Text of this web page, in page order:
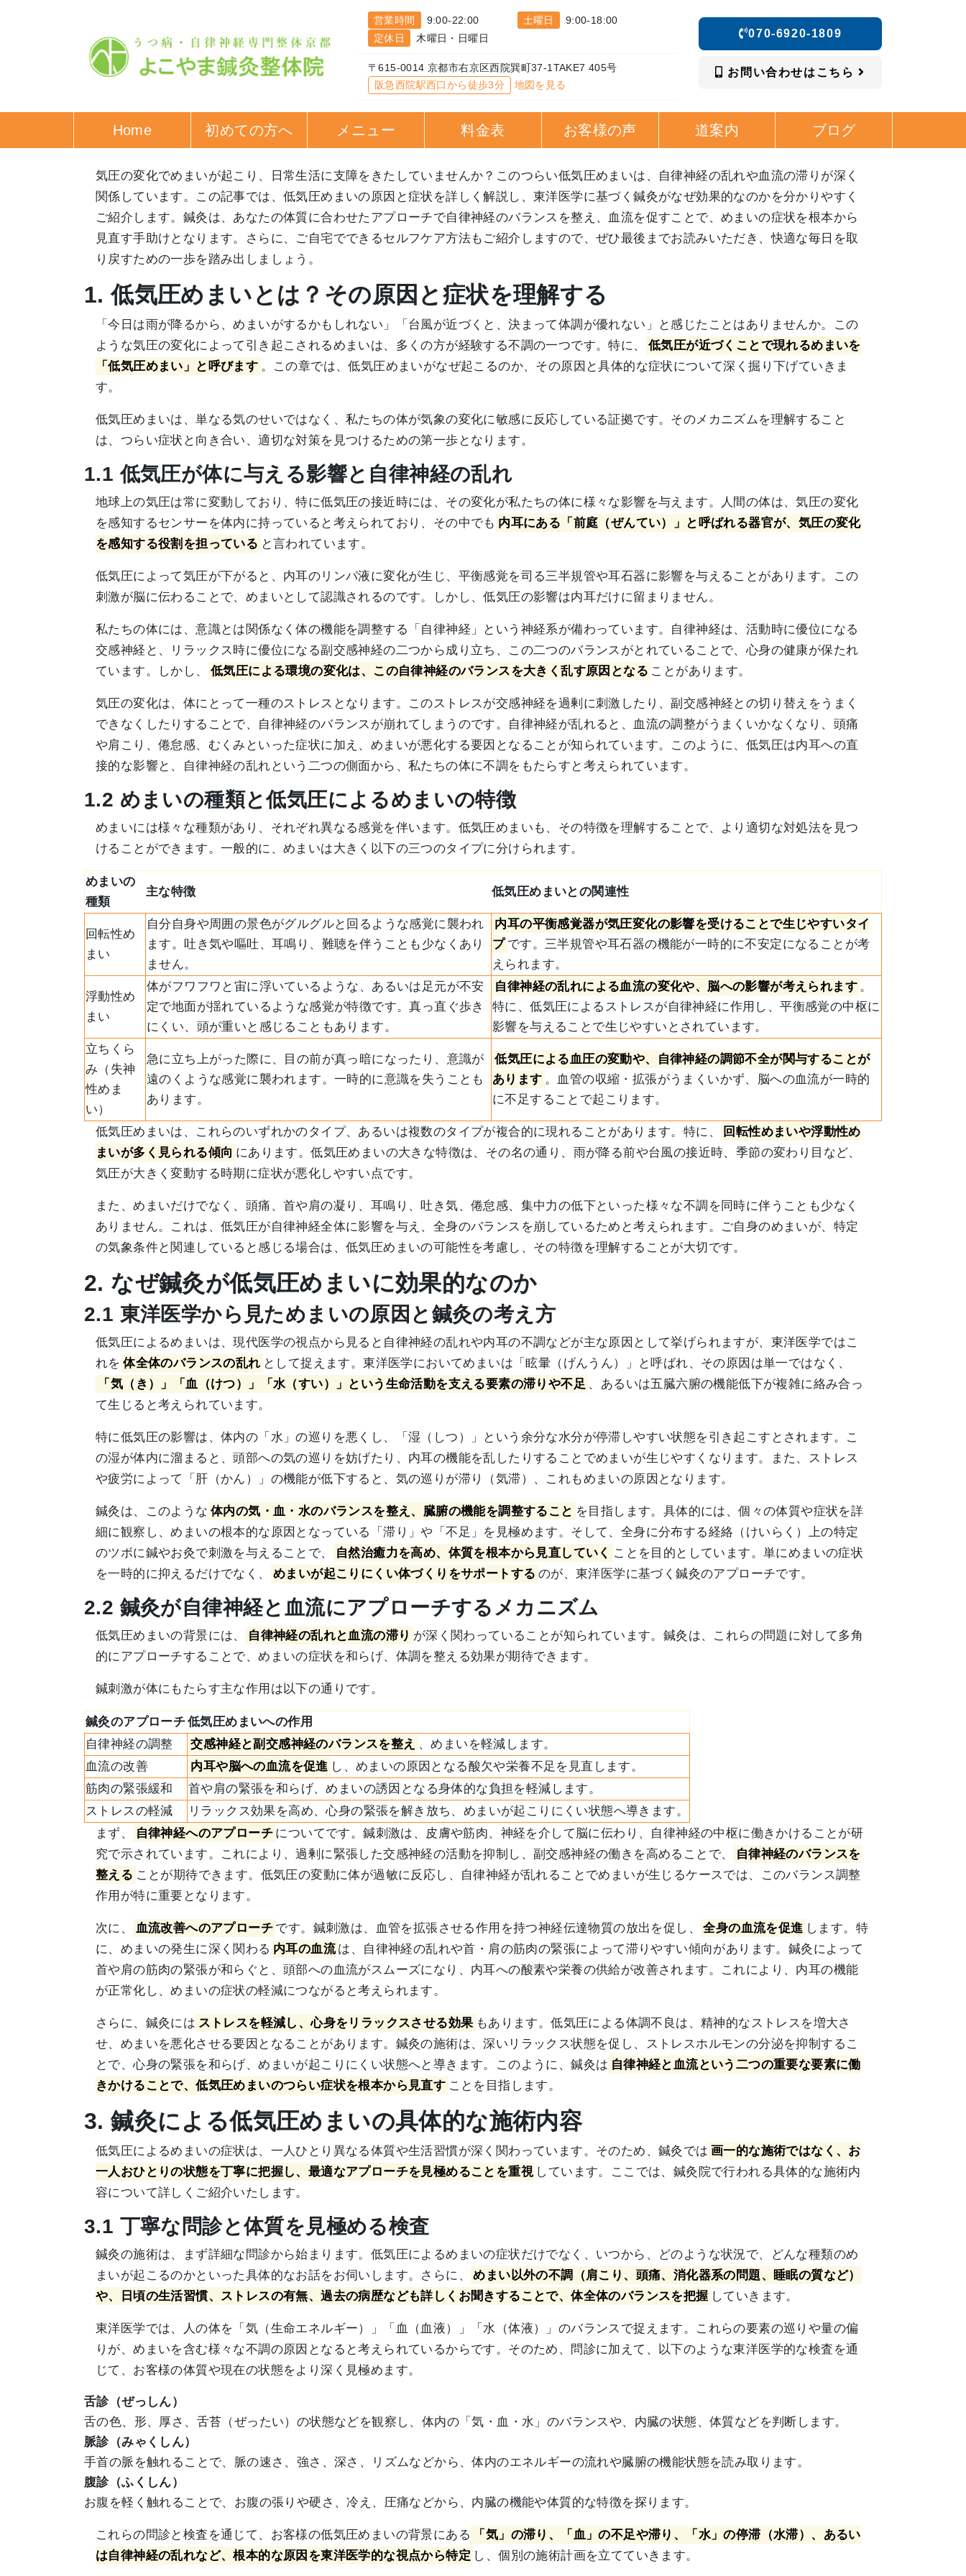
営業時間 9:00-22:00 土曜日
9:00-18:00
定休日
木曜日・日曜日
〒615-0014 京都市右京区西院巽町37-1TAKE7 405号
阪急西院駅西口から徒歩3分
地図を見る
070-6920-1809
お問い合わせはこちら
Home 初めての方へ メニュー 料金表 お客様の声 道案内 ブログ
気圧の変化でめまいが起こり、日常生活に支障をきたしていませんか？このつらい低気圧めまいは、自律神経の乱れや血流の滞りが深く
関係しています。この記事では、低気圧めまいの原因と症状を詳しく解説し、東洋医学に基づく鍼灸がなぜ効果的なのかを分かりやすく
ご紹介します。鍼灸は、あなたの体質に合わせたアプローチで自律神経のバランスを整え、血流を促すことで、めまいの症状を根本から
見直す手助けとなります。さらに、ご自宅でできるセルフケア方法もご紹介しますので、ぜひ最後までお読みいただき、快適な毎日を取
り戻すための一歩を踏み出しましょう。
1. 低気圧めまいとは？その原因と症状を理解する
「今日は雨が降るから、めまいがするかもしれない」「台風が近づくと、決まって体調が優れない」と感じたことはありませんか。この
ような気圧の変化によって引き起こされるめまいは、多くの方が経験する不調の一つです。特に、
低気圧が近づくことで現れるめまいを
「低気圧めまい」と呼びます 。この章では、低気圧めまいがなぜ起こるのか、その原因と具体的な症状について深く掘り下げていきま
す。
低気圧めまいは、単なる気のせいではなく、私たちの体が気象の変化に敏感に反応している証拠です。そのメカニズムを理解すること
は、つらい症状と向き合い、適切な対策を見つけるための第一歩となります。
1.1 低気圧が体に与える影響と自律神経の乱れ
地球上の気圧は常に変動しており、特に低気圧の接近時には、その変化が私たちの体に様々な影響を与えます。人間の体は、気圧の変化
を感知するセンサーを体内に持っていると考えられており、その中でも 内耳にある「前庭（ぜんてい）」と呼ばれる器官が、気圧の変化
を感知する役割を担っている と言われています。
低気圧によって気圧が下がると、内耳のリンパ液に変化が生じ、平衡感覚を司る三半規管や耳石器に影響を与えることがあります。この
刺激が脳に伝わることで、めまいとして認識されるのです。しかし、低気圧の影響は内耳だけに留まりません。
私たちの体には、意識とは関係なく体の機能を調整する「自律神経」という神経系が備わっています。自律神経は、活動時に優位になる
交感神経と、リラックス時に優位になる副交感神経の二つから成り立ち、この二つのバランスがとれていることで、心身の健康が保たれ
ています。しかし、
低気圧による環境の変化は、この自律神経のバランスを大きく乱す原因となる ことがあります。
気圧の変化は、体にとって一種のストレスとなります。このストレスが交感神経を過剰に刺激したり、副交感神経との切り替えをうまく
できなくしたりすることで、自律神経のバランスが崩れてしまうのです。自律神経が乱れると、血流の調整がうまくいかなくなり、頭痛
や肩こり、倦怠感、むくみといった症状に加え、めまいが悪化する要因となることが知られています。このように、低気圧は内耳への直
接的な影響と、自律神経の乱れという二つの側面から、私たちの体に不調をもたらすと考えられています。
1.2 めまいの種類と低気圧によるめまいの特徴
めまいには様々な種類があり、それぞれ異なる感覚を伴います。低気圧めまいも、その特徴を理解することで、より適切な対処法を見つ
けることができます。一般的に、めまいは大きく以下の三つのタイプに分けられます。
めまいの
種類
主な特徴 低気圧めまいとの関連性
回転性め
まい
自分自身や周囲の景色がグルグルと回るような感覚に襲われ
ます。吐き気や嘔吐、耳鳴り、難聴を伴うことも少なくあり
ません。
内耳の平衡感覚器が気圧変化の影響を受けることで生じやすいタイ
プ です。三半規管や耳石器の機能が一時的に不安定になることが考
えられます。
浮動性め
まい
体がフワフワと宙に浮いているような、あるいは足元が不安
定で地面が揺れているような感覚が特徴です。真っ直ぐ歩き
にくい、頭が重いと感じることもあります。
自律神経の乱れによる血流の変化や、脳への影響が考えられます 。
特に、低気圧によるストレスが自律神経に作用し、平衡感覚の中枢に
影響を与えることで生じやすいとされています。
立ちくら
み（失神
性めま
い）
急に立ち上がった際に、目の前が真っ暗になったり、意識が
遠のくような感覚に襲われます。一時的に意識を失うことも
あります。
低気圧による血圧の変動や、自律神経の調節不全が関与することが
あります 。血管の収縮・拡張がうまくいかず、脳への血流が一時的
に不足することで起こります。
低気圧めまいは、これらのいずれかのタイプ、あるいは複数のタイプが複合的に現れることがあります。特に、
回転性めまいや浮動性め
まいが多く見られる傾向 にあります。低気圧めまいの大きな特徴は、その名の通り、雨が降る前や台風の接近時、季節の変わり目など、
気圧が大きく変動する時期に症状が悪化しやすい点です。
また、めまいだけでなく、頭痛、首や肩の凝り、耳鳴り、吐き気、倦怠感、集中力の低下といった様々な不調を同時に伴うことも少なく
ありません。これは、低気圧が自律神経全体に影響を与え、全身のバランスを崩しているためと考えられます。ご自身のめまいが、特定
の気象条件と関連していると感じる場合は、低気圧めまいの可能性を考慮し、その特徴を理解することが大切です。
2. なぜ鍼灸が低気圧めまいに効果的なのか
2.1 東洋医学から見ためまいの原因と鍼灸の考え方
低気圧によるめまいは、現代医学の視点から見ると自律神経の乱れや内耳の不調などが主な原因として挙げられますが、東洋医学ではこ
れを 体全体のバランスの乱れ として捉えます。東洋医学においてめまいは「眩暈（げんうん）」と呼ばれ、その原因は単一ではなく、
「気（き）」「血（けつ）」「水（すい）」という生命活動を支える要素の滞りや不足 、あるいは五臓六腑の機能低下が複雑に絡み合っ
て生じると考えられています。
特に低気圧の影響は、体内の「水」の巡りを悪くし、「湿（しつ）」という余分な水分が停滞しやすい状態を引き起こすとされます。こ
の湿が体内に溜まると、頭部への気の巡りを妨げたり、内耳の機能を乱したりすることでめまいが生じやすくなります。また、ストレス
や疲労によって「肝（かん）」の機能が低下すると、気の巡りが滞り（気滞）、これもめまいの原因となります。
鍼灸は、このような 体内の気・血・水のバランスを整え、臓腑の機能を調整すること を目指します。具体的には、個々の体質や症状を詳
細に観察し、めまいの根本的な原因となっている「滞り」や「不足」を見極めます。そして、全身に分布する経絡（けいらく）上の特定
のツボに鍼やお灸で刺激を与えることで、
自然治癒力を高め、体質を根本から見直していく ことを目的としています。単にめまいの症状
を一時的に抑えるだけでなく、
めまいが起こりにくい体づくりをサポートする のが、東洋医学に基づく鍼灸のアプローチです。
2.2 鍼灸が自律神経と血流にアプローチするメカニズム
低気圧めまいの背景には、 自律神経の乱れと血流の滞り が深く関わっていることが知られています。鍼灸は、これらの問題に対して多角
的にアプローチすることで、めまいの症状を和らげ、体調を整える効果が期待できます。
鍼刺激が体にもたらす主な作用は以下の通りです。
鍼灸のアプローチ低気圧めまいへの作用
自律神経の調整
交感神経と副交感神経のバランスを整え 、めまいを軽減します。
血流の改善
内耳や脳への血流を促進 し、めまいの原因となる酸欠や栄養不足を見直します。
筋肉の緊張緩和
首や肩の緊張を和らげ、めまいの誘因となる身体的な負担を軽減します。
ストレスの軽減
リラックス効果を高め、心身の緊張を解き放ち、めまいが起こりにくい状態へ導きます。
まず、
自律神経へのアプローチ についてです。鍼刺激は、皮膚や筋肉、神経を介して脳に伝わり、自律神経の中枢に働きかけることが研
究で示されています。これにより、過剰に緊張した交感神経の活動を抑制し、副交感神経の働きを高めることで、
自律神経のバランスを
整える ことが期待できます。低気圧の変動に体が過敏に反応し、自律神経が乱れることでめまいが生じるケースでは、このバランス調整
作用が特に重要となります。
次に、 血流改善へのアプローチ です。鍼刺激は、血管を拡張させる作用を持つ神経伝達物質の放出を促し、 全身の血流を促進 します。特
に、めまいの発生に深く関わる 内耳の血流 は、自律神経の乱れや首・肩の筋肉の緊張によって滞りやすい傾向があります。鍼灸によって
首や肩の筋肉の緊張が和らぐと、頭部への血流がスムーズになり、内耳への酸素や栄養の供給が改善されます。これにより、内耳の機能
が正常化し、めまいの症状の軽減につながると考えられます。
さらに、鍼灸には ストレスを軽減し、心身をリラックスさせる効果 もあります。低気圧による体調不良は、精神的なストレスを増大さ
せ、めまいを悪化させる要因となることがあります。鍼灸の施術は、深いリラックス状態を促し、ストレスホルモンの分泌を抑制するこ
とで、心身の緊張を和らげ、めまいが起こりにくい状態へと導きます。このように、鍼灸は 自律神経と血流という二つの重要な要素に働
きかけることで、低気圧めまいのつらい症状を根本から見直す ことを目指します。
3. 鍼灸による低気圧めまいの具体的な施術内容
低気圧によるめまいの症状は、一人ひとり異なる体質や生活習慣が深く関わっています。そのため、鍼灸では 画一的な施術ではなく、お
一人おひとりの状態を丁寧に把握し、最適なアプローチを見極めることを重視 しています。ここでは、鍼灸院で行われる具体的な施術内
容について詳しくご紹介いたします。
3.1 丁寧な問診と体質を見極める検査
鍼灸の施術は、まず詳細な問診から始まります。低気圧によるめまいの症状だけでなく、いつから、どのような状況で、どんな種類のめ
まいが起こるのかといった具体的なお話をお伺いします。さらに、
めまい以外の不調（肩こり、頭痛、消化器系の問題、睡眠の質など）
や、日頃の生活習慣、ストレスの有無、過去の病歴なども詳しくお聞きすることで、体全体のバランスを把握 していきます。
東洋医学では、人の体を「気（生命エネルギー）」「血（血液）」「水（体液）」のバランスで捉えます。これらの要素の巡りや量の偏
りが、めまいを含む様々な不調の原因となると考えられているからです。そのため、問診に加えて、以下のような東洋医学的な検査を通
じて、お客様の体質や現在の状態をより深く見極めます。
舌診（ぜっしん）
舌の色、形、厚さ、舌苔（ぜったい）の状態などを観察し、体内の「気・血・水」のバランスや、内臓の状態、体質などを判断します。
脈診（みゃくしん）
手首の脈を触れることで、脈の速さ、強さ、深さ、リズムなどから、体内のエネルギーの流れや臓腑の機能状態を読み取ります。
腹診（ふくしん）
お腹を軽く触れることで、お腹の張りや硬さ、冷え、圧痛などから、内臓の機能や体質的な特徴を探ります。
これらの問診と検査を通じて、お客様の低気圧めまいの背景にある
「気」の滞り、「血」の不足や滞り、「水」の停滞（水滞）、あるい
は自律神経の乱れなど、根本的な原因を東洋医学的な視点から特定 し、個別の施術計画を立てていきます。